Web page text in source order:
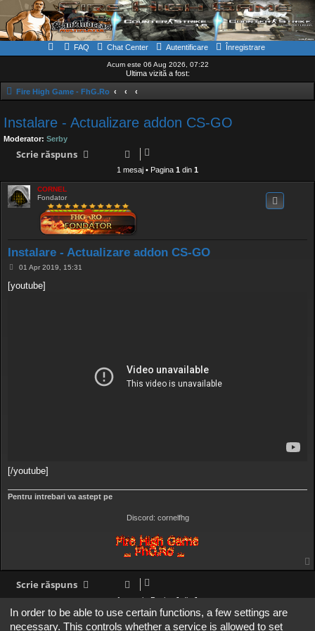
FAQ Chat Center Autentificare Înregistrare
Acum este 06 Aug 2026, 07:22
Ultima vizită a fost:
Fire High Game - FhG.Ro
Instalare - Actualizare addon CS-GO
Moderator: Serby
Scrie răspuns
1 mesaj • Pagina 1 din 1
CORNEL
Fondator
Instalare - Actualizare addon CS-GO
M
s
01 Apr 2019, 15:31
[youtube]
[/youtube]
Pentru intrebari va astept pe
Discord: cornelfhg
Scrie răspuns
1 mesaj • Pagina1din1
Mergi la
In order to be able to use certain functions, a few settings are
necessary. This controls whether a service is allowed to set